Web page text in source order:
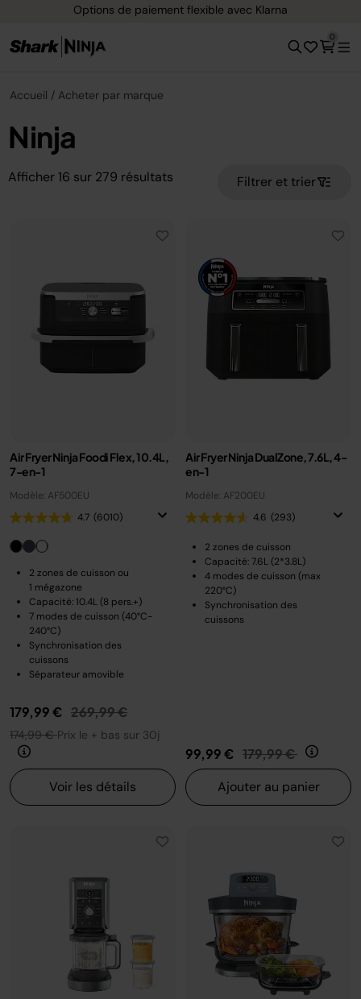
Options de paiement flexible avec Klarna
0
Accueil Acheter par marque
Ninja
Afficher 16 sur 279 résultats Filtrer et trier
Air Fryer Ninja Foodi Flex, 10.4L,
7-en-1
Modèle: AF500EU
4.7 (6010)
2 zones de cuisson ou
1 mégazone
Capacité: 10.4L (8 pers.+)
7 modes de cuisson (40°C-
240°C)
Synchronisation des
cuissons
Séparateur amovible
179,99 € Prix réduit de
269,99 €au
174,99 €Prix le + bas sur 30j
Voir les détails
Air Fryer Ninja DualZone, 7.6L, 4-
en-1
Modèle: AF200EU
4.6 (293)
2 zones de cuisson
Capacité: 7.6L (2*3.8L)
4 modes de cuisson (max
220°C)
Synchronisation des
cuissons
99,99 € Prix réduit de
179,99 € au
Ajouter au panier